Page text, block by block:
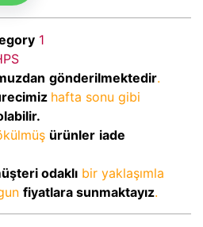
1
gönderilmektedir.
hafta sonu gibi
ürünler iade
odaklı bir yaklaşımla
fiyatlara sunmaktayız.